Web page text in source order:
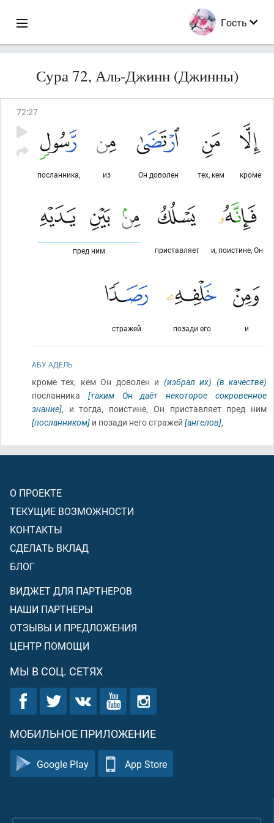
Гость
Сура 72, Аль-Джинн (Джинны)
72:27
кроме
тех, кем
Он доволен
из
посланника,
и, поистине, Он
приставляет
пред ним
и
позади его
стражей
АБУ АДЕЛЬ
кроме тех, кем Он доволен и (избрал их) (в качестве)
посланника [таким Он даёт некоторое сокровенное
знание], и тогда, поистине, Он приставляет пред ним
[посланником] и позади него стражей [ангелов],
О ПРОЕКТЕ
ТЕКУЩИЕ ВОЗМОЖНОСТИ
КОНТАКТЫ
СДЕЛАТЬ ВКЛАД
БЛОГ
ВИДЖЕТ ДЛЯ ПАРТНЕРОВ
НАШИ ПАРТНЕРЫ
ОТЗЫВЫ И ПРЕДЛОЖЕНИЯ
ЦЕНТР ПОМОЩИ
МЫ В СОЦ. СЕТЯХ
МОБИЛЬНОЕ ПРИЛОЖЕНИЕ
Google Play App Store